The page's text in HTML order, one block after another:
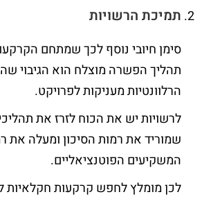
תמיכת הרשויות
סימן חיובי נוסף לכך שמתחם
תהליך הפשרה מוצלח הוא הגיבוי
הרלוונטיות מעניקות לפרויקט.
לרשויות יש את הכוח לזרז את
שמוריד את רמות הסיכון ומעלה את
המשקיעים הפוטנציאליים.
לכן מומלץ לחפש קרקעות חקלאיות